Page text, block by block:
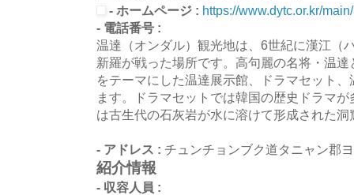
- ホームページ : https://www.dytc.or.kr/
- 電話番号 :
温達（オンダル）観光地は、6世紀に漢江（
新羅が戦った場所です。高句麗の名将・温
をテーマにした温達展示館、ドラマセット
ます。ドラマセットでは韓国の歴史ドラマ
は古生代の石灰岩が水に溶けて形成された洞
- アドレス : チュンチョンブク道タニャン郡
紹介情報
- 収容人員 :